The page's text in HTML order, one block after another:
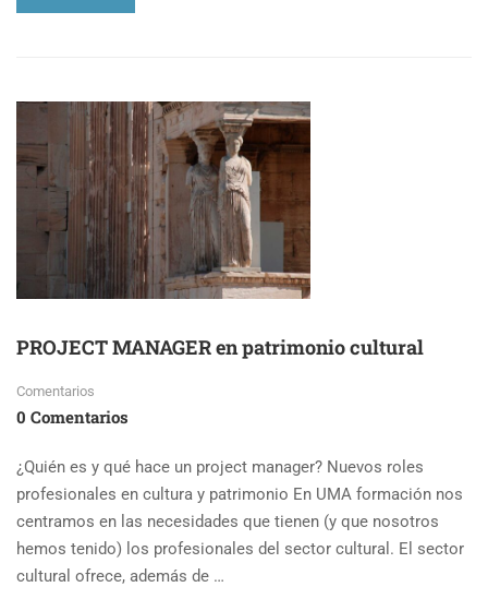
MORE
ABIERTA
TURISMO
PROJECT MANAGER en patrimonio cultural
Comentarios
0 Comentarios
¿Quién es y qué hace un project manager? Nuevos roles
profesionales en cultura y patrimonio En UMA formación nos
centramos en las necesidades que tienen (y que nosotros
hemos tenido) los profesionales del sector cultural. El sector
cultural ofrece, además de …